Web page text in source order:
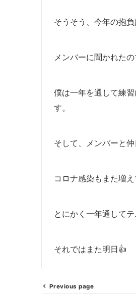
そうそう、今年の抱
メンバーに聞かれた
僕は一年を通して練
す。
そして、メンバーと
コロナ感染もまた増
とにかく一年通して
それではまた明日👍
Previous page